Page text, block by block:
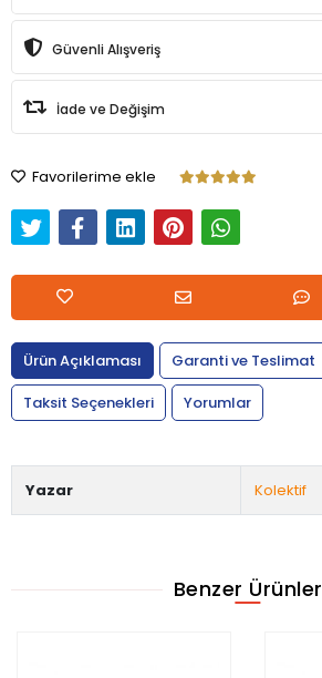
Güvenli Alışveriş
İade ve Değişim
Favorilerime ekle
Ürün Açıklaması
Garanti ve Teslimat
Taksit Seçenekleri
Yorumlar
Yazar Kolektif
Benzer Ürünler